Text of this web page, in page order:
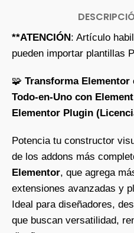
**ATENCIÓN: Artículo
pueden importar plantillas
🧩 Transforma Elementor
Todo-en-Uno con
Elementor Plugin
Potencia tu constructor
de los addons más
Elementor, que agrega
extensiones avanzadas y
Ideal para diseñadores,
que buscan versatilidad,